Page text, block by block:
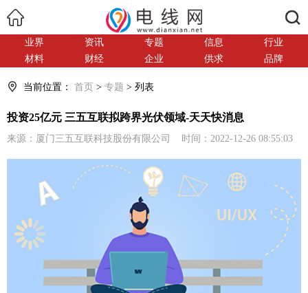
业界 资讯 专题 信息
行业
材料
财经 企业 供求 品牌
当前位置： 首页 > 专题 > 列表
投资25亿元 三五互联拟跨界光伏领域-天天快消息
来源：厦门三五互联科技股份有限公司 时间：2022-12-26 08:55:03